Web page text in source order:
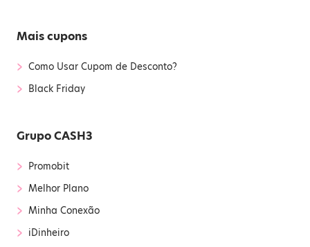
Mais cupons
› Como Usar Cupom de Desconto?
› Black Friday
Grupo CASH3
› Promobit
› Melhor Plano
› Minha Conexão
› iDinheiro